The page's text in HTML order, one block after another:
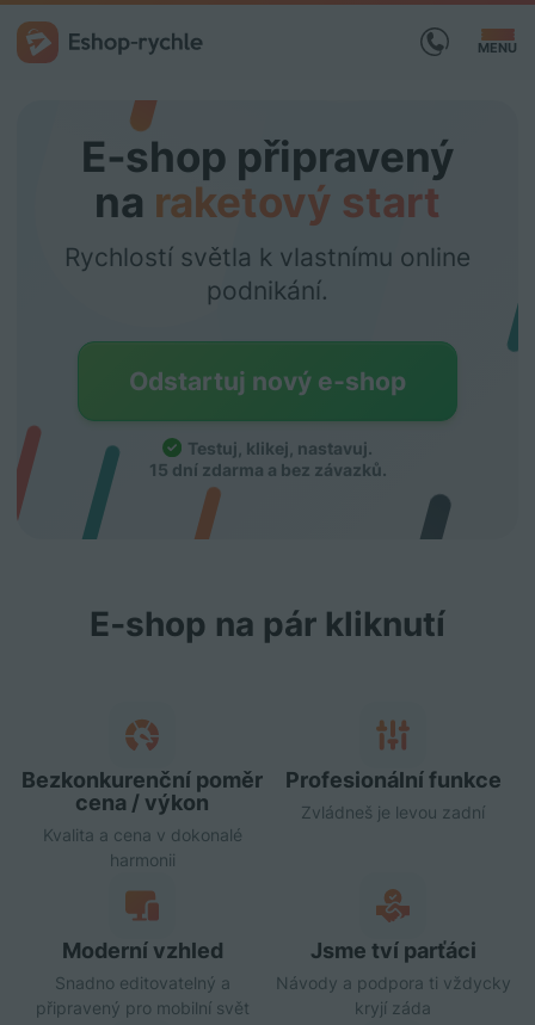
MENU
E‑shop připravený
na raketový start
Rychlostí světla k vlastnímu online
podnikání.
Odstartuj nový e‑shop
Testuj, klikej, nastavuj.
15 dní zdarma a bez závazků.
E‑shop na pár kliknutí
Bezkonkurenční poměr
cena / výkon
Kvalita a cena v dokonalé
harmonii
Profesionální funkce
Zvládneš je levou zadní
Moderní vzhled
Snadno editovatelný a
připravený pro mobilní svět
Jsme tví parťáci
Návody a podpora ti vždycky
kryjí záda